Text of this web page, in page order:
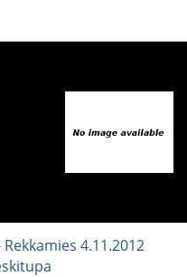
4.11.2012